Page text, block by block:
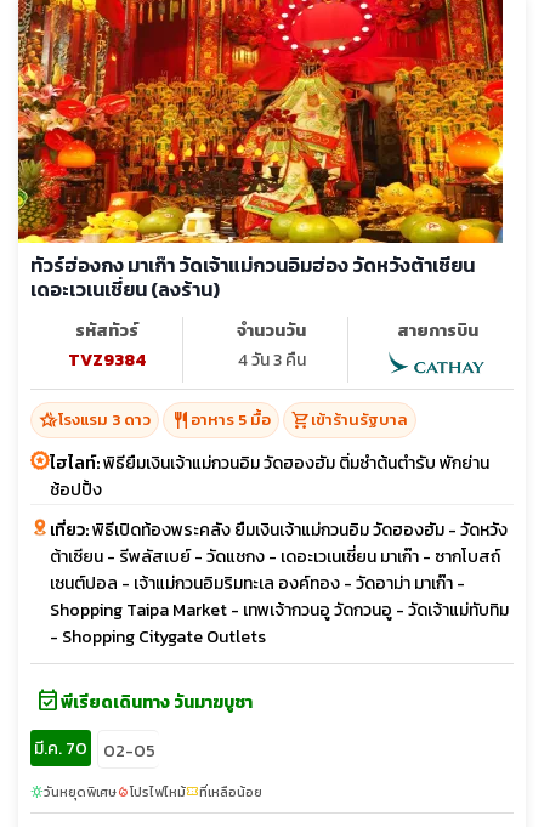
ทัวร์ฮ่องกง มาเก๊า วัดเจ้าแม่กวนอิมฮ่อง วัดหวังต้าเซียน
เดอะเวเนเชี่ยน (ลงร้าน)
รหัสทัวร์
TVZ9384
จำนวนวัน
4 วัน 3 คืน
สายการบิน
hotel_classโรงแรม 3 ดาว restaurant อาหาร 5 มื้อ shopping_cartเข้าร้านรัฐบาล
ไฮไลท์:พิธียืมเงินเจ้าแม่กวนอิม วัดฮองฮัม ติ่มซำต้นตำรับ พักย่าน
ช้อปปิ้ง
เที่ยว:พิธีเปิดท้องพระคลัง ยืมเงินเจ้าแม่กวนอิม วัดฮองฮัม - วัดหวัง
ต้าเซียน - รีพลัสเบย์ - วัดแชกง - เดอะเวเนเชี่ยน มาเก๊า - ซากโบสถ์
เซนต์ปอล - เจ้าแม่กวนอิมริมทะเล องค์ทอง - วัดอาม่า มาเก๊า -
Shopping Taipa Market - เทพเจ้ากวนอู วัดกวนอู - วัดเจ้าแม่ทับทิม
- Shopping Citygate Outlets
event_availableพีเรียดเดินทาง วันมาฆบูชา
มี.ค. 70
02-05
sunnyวันหยุดพิเศษlocal_fire_departmentโปรไฟไหม้confirmation_numberที่เหลือน้อย